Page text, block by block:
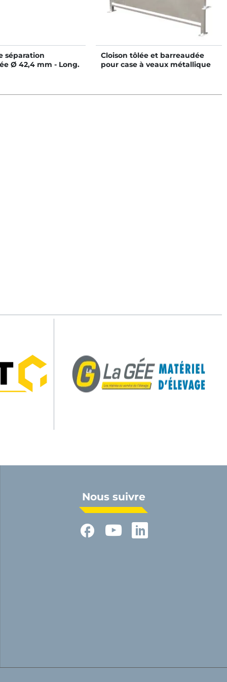
séparation
Ø 42,4 mm - Long.
Cloison tôlée et barreaudée
pour case à veaux métallique
Nous suivre